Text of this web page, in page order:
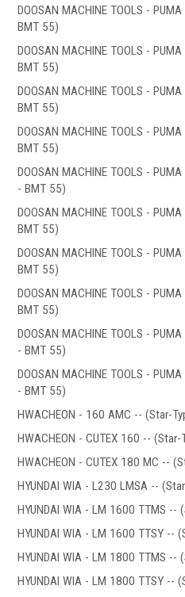
Системы СОЖ
Сепараторы СОЖ
Тефлоновые ленты СОЖ
Рефрактометры СОЖ
Фильтры масляного тумана
Фильтры, расходники и аксессуары
Ротационные соединения
Ротационные соединения для воды
DOOSAN MACHINE TOOLS -
BMT 55)
DOOSAN MACHINE TOOLS -
BMT 55)
DOOSAN MACHINE TOOLS -
BMT 55)
DOOSAN MACHINE TOOLS -
BMT 55)
DOOSAN MACHINE TOOLS -
- BMT 55)
DOOSAN MACHINE TOOLS -
BMT 55)
DOOSAN MACHINE TOOLS -
BMT 55)
DOOSAN MACHINE TOOLS -
BMT 55)
DOOSAN MACHINE TOOLS -
- BMT 55)
DOOSAN MACHINE TOOLS -
- BMT 55)
HWACHEON - 160 AMC -- (Star-
HWACHEON - CUTEX 160 --
HWACHEON - CUTEX 180 MC --
HYUNDAI WIA - L230 LMSA --
HYUNDAI WIA - LM 1600 TTMS --
HYUNDAI WIA - LM 1600 TTSY --
HYUNDAI WIA - LM 1800 TTMS --
HYUNDAI WIA - LM 1800 TTSY --